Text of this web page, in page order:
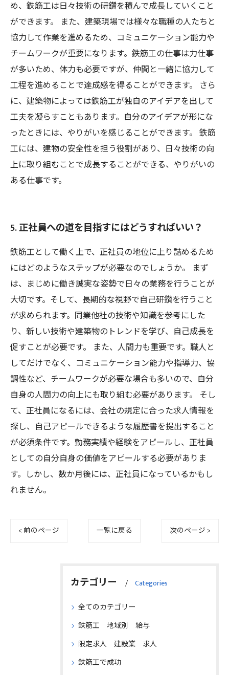
め、鉄筋工は日々技術の研鑽を積んで成長していくこと
ができます。 また、建築現場では様々な職種の人たちと
協力して作業を進めるため、コミュニケーション能力や
チームワークが重要になります。鉄筋工の仕事は力仕事
が多いため、体力も必要ですが、仲間と一緒に協力して
工程を進めることで達成感を得ることができます。 さら
に、建築物によっては鉄筋工が独自のアイデアを出して
工夫を凝らすこともあります。自分のアイデアが形にな
ったときには、やりがいを感じることができます。 鉄筋
工には、建物の安全性を担う役割があり、日々技術の向
上に取り組むことで成長することができる、やりがいの
ある仕事です。
5. 正社員への道を目指すにはどうすればいい？
鉄筋工として働く上で、正社員の地位に上り詰めるため
にはどのようなステップが必要なのでしょうか。 まず
は、まじめに働き誠実な姿勢で日々の業務を行うことが
大切です。そして、長期的な視野で自己研鑽を行うこと
が求められます。同業他社の技術や知識を参考にした
り、新しい技術や建築物のトレンドを学び、自己成長を
促すことが必要です。 また、人間力も重要です。職人と
してだけでなく、コミュニケーション能力や指導力、協
調性など、チームワークが必要な場合も多いので、自分
自身の人間力の向上にも取り組む必要があります。 そし
て、正社員になるには、会社の規定に合った求人情報を
探し、自己アピールできるような履歴書を提出すること
が必須条件です。勤務実績や経験をアピールし、正社員
としての自分自身の価値をアピールする必要がありま
す。しかし、数か月後には、正社員になっているかもし
れません。
< 前のページ 一覧に戻る 次のページ >
カテゴリー Categories
全てのカテゴリー
鉄筋工 地域別 給与
限定求人 建設業 求人
鉄筋工で成功